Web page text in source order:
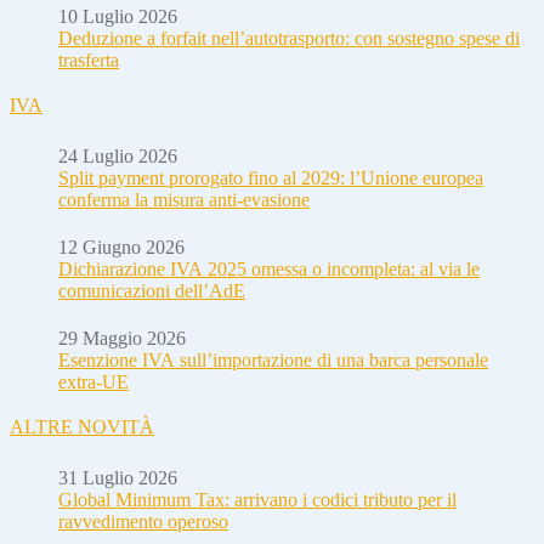
10 Luglio 2026
Deduzione a forfait nell’autotrasporto: con sostegno spese di
trasferta
IVA
24 Luglio 2026
Split payment prorogato fino al 2029: l’Unione europea
conferma la misura anti-evasione
12 Giugno 2026
Dichiarazione IVA 2025 omessa o incompleta: al via le
comunicazioni dell’AdE
29 Maggio 2026
Esenzione IVA sull’importazione di una barca personale
extra-UE
ALTRE NOVITÀ
31 Luglio 2026
Global Minimum Tax: arrivano i codici tributo per il
ravvedimento operoso